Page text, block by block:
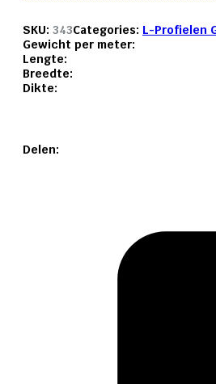
SKU: 343Categories: L-Profielen
Gewicht per meter:
Lengte:
Breedte:
Dikte:
Delen: